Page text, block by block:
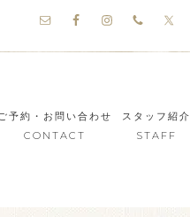
予約・お問い合わせ
CONTACT
スタッフ紹介
STAFF